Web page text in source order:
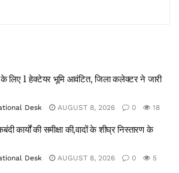
लिए 1 हेक्टेयर भूमि आवंटित, जिला कलेक्टर ने जारी
Desk AUGUST 8, 2026 0 18
कार्यों की समीक्षा की,वादों के शीघ्र निस्तारण के
Desk AUGUST 8, 2026 0 5